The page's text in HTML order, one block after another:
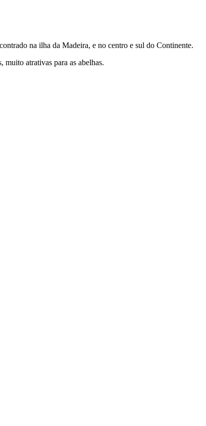
na ilha da Madeira, e no centro e sul do Continente.
muito atrativas para as abelhas.